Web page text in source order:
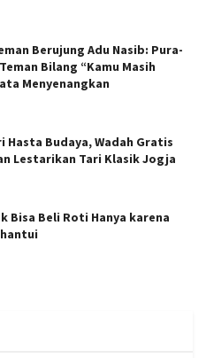
Berujung Adu Nasib: Pura-
Bilang “Kamu Masih
Menyenangkan
Hasta Budaya, Wadah Gratis
Lestarikan Tari Klasik Jogja
Bisa Beli Roti Hanya karena